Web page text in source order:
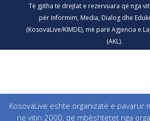
Të gjitha të drejtat e rezervuara që nga
për Informim, Media, Dialog dhe
(KosovaLive/KIMDE), më parë Agjencia e
(AKL).
KosovaLive është organizatë e pavarur
në vitin 2000, që mbështetet nga